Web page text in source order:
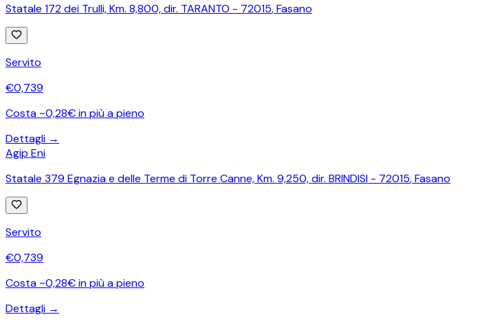
Statale 172 dei Trulli, Km. 8,800, dir. TARANTO - 72015,Fasano
Servito
€0,739
Costa ~0,28€ in più a pieno
Dettagli →
Agip Eni
Statale 379 Egnazia e delle Terme di Torre Canne, Km. 9,250, dir. BRINDISI - 72015,Fasano
Servito
€0,739
Costa ~0,28€ in più a pieno
Dettagli →